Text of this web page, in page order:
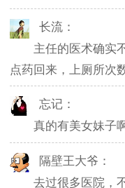
长流：
主任的医术确实
点药回来，上厕所次
忘记：
真的有美女妹子
隔壁王大爷：
去过很多医院，